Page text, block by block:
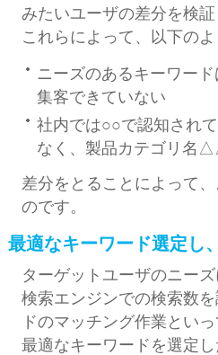
みたいユーザの差分を検
これらによって、以下の
ニーズのあるキーワー
集客できていない
社内では○○で認知され
なく、製品カテゴリ名
差分をとることによって
のです。
最適なキーワード選定し
ターゲットユーザのニー
検索エンジンでの検索数
ドのマッチング作業とい
最適なキーワードを選定